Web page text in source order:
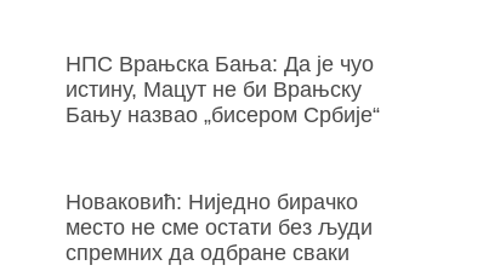
НПС Врањска Бања: Да је чуо
истину, Мацут не би Врањску
Бању назвао „бисером Србије“
Новаковић: Ниједно бирачко
место не сме остати без људи
спремних да одбране сваки